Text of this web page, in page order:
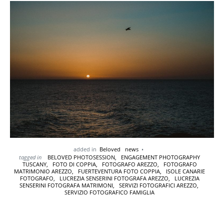
added in Beloved
news
tagged in
BELOVED PHOTOSESSION,
ENGAGEMENT PHOTOGRAPHY
TUSCANY,
FOTO DI COPPIA, FOTOGRAFO AREZZO,
FOTOGRAFO
MATRIMONIO AREZZO,
FUERTEVENTURA FOTO COPPIA,
ISOLE CANARIE
FOTOGRAFO,
LUCREZIA SENSERINI FOTOGRAFA AREZZO,
LUCREZIA
SENSERINI FOTOGRAFA MATRIMONI,
SERVIZI FOTOGRAFICI AREZZO,
SERVIZIO FOTOGRAFICO FAMIGLIA